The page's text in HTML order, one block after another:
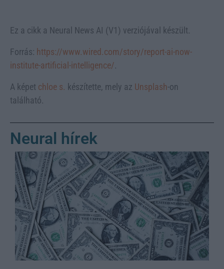
Ez a cikk a Neural News AI (V1) verziójával készült.
Forrás: https://www.wired.com/story/report-ai-now-
institute-artificial-intelligence/.
A képet chloe s. készítette, mely az Unsplash-on
található.
Neural hírek